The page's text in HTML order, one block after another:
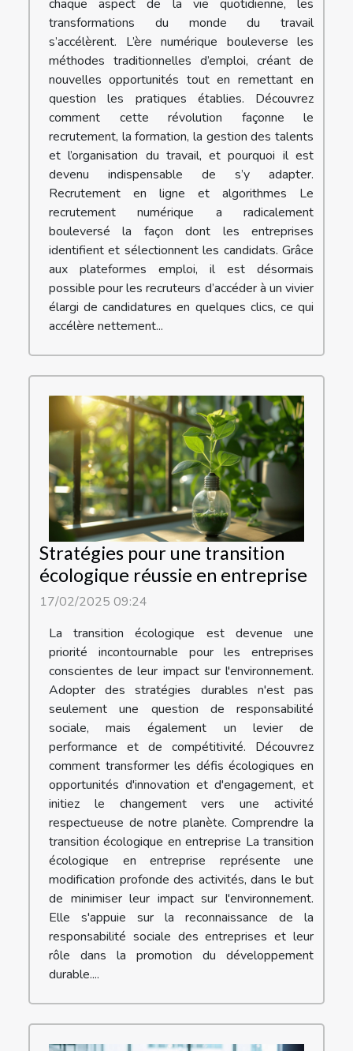
chaque aspect de la vie quotidienne, les
transformations du monde du travail
s’accélèrent. L’ère numérique bouleverse les
méthodes traditionnelles d’emploi, créant de
nouvelles opportunités tout en remettant en
question les pratiques établies. Découvrez
comment cette révolution façonne le
recrutement, la formation, la gestion des talents
et l’organisation du travail, et pourquoi il est
devenu indispensable de s’y adapter.
Recrutement en ligne et algorithmes Le
recrutement numérique a radicalement
bouleversé la façon dont les entreprises
identifient et sélectionnent les candidats. Grâce
aux plateformes emploi, il est désormais
possible pour les recruteurs d’accéder à un vivier
élargi de candidatures en quelques clics, ce qui
accélère nettement...
Stratégies pour une transition
écologique réussie en entreprise
17/02/2025 09:24
La transition écologique est devenue une
priorité incontournable pour les entreprises
conscientes de leur impact sur l'environnement.
Adopter des stratégies durables n'est pas
seulement une question de responsabilité
sociale, mais également un levier de
performance et de compétitivité. Découvrez
comment transformer les défis écologiques en
opportunités d'innovation et d'engagement, et
initiez le changement vers une activité
respectueuse de notre planète. Comprendre la
transition écologique en entreprise La transition
écologique en entreprise représente une
modification profonde des activités, dans le but
de minimiser leur impact sur l'environnement.
Elle s'appuie sur la reconnaissance de la
responsabilité sociale des entreprises et leur
rôle dans la promotion du développement
durable....